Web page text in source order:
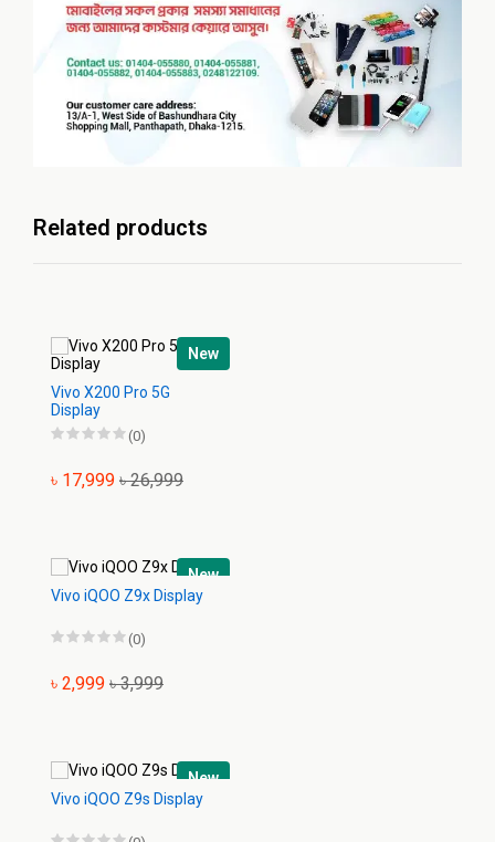
Related products
New
Vivo X200 Pro 5G
Display
(0)
৳ 17,999 ৳ 26,999
New
Vivo iQOO Z9x Display
(0)
৳ 2,999 ৳ 3,999
New
Vivo iQOO Z9s Display